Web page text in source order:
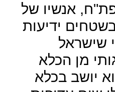
אנשיו של
ידיעות
שישראל
מן הכלא
יושב בכלא